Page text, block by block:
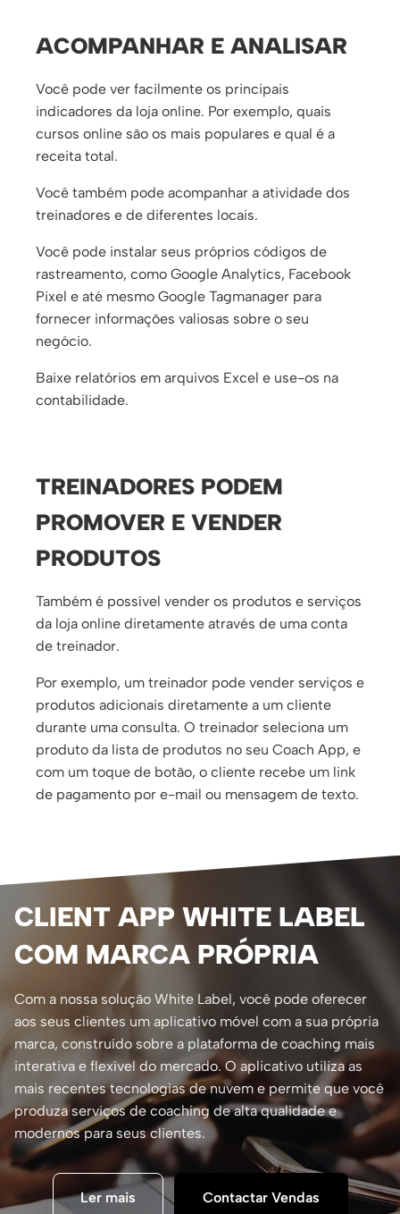
ACOMPANHAR E ANALISAR
Você pode ver facilmente os principais
indicadores da loja online. Por exemplo, quais
cursos online são os mais populares e qual é a
receita total.
Você também pode acompanhar a atividade dos
treinadores e de diferentes locais.
Você pode instalar seus próprios códigos de
rastreamento, como Google Analytics, Facebook
Pixel e até mesmo Google Tagmanager para
fornecer informações valiosas sobre o seu
negócio.
Baixe relatórios em arquivos Excel e use-os na
contabilidade.
TREINADORES PODEM
PROMOVER E VENDER
PRODUTOS
Também é possível vender os produtos e serviços
da loja online diretamente através de uma conta
de treinador.
Por exemplo, um treinador pode vender serviços e
produtos adicionais diretamente a um cliente
durante uma consulta. O treinador seleciona um
produto da lista de produtos no seu Coach App, e
com um toque de botão, o cliente recebe um link
de pagamento por e-mail ou mensagem de texto.
CLIENT APP WHITE LABEL
COM MARCA PRÓPRIA
Com a nossa solução White Label, você pode oferecer
aos seus clientes um aplicativo móvel com a sua própria
marca, construído sobre a plataforma de coaching mais
interativa e flexível do mercado. O aplicativo utiliza as
mais recentes tecnologias de nuvem e permite que você
produza serviços de coaching de alta qualidade e
modernos para seus clientes.
Ler mais Contactar Vendas